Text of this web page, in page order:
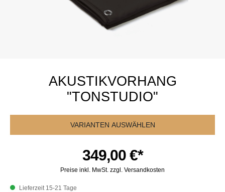
AKUSTIKVORHANG
"TONSTUDIO"
VARIANTEN AUSWÄHLEN
349,00 €*
Preise inkl. MwSt. zzgl. Versandkosten
Lieferzeit 15-21 Tage